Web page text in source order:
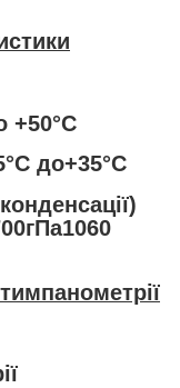
+50°C
до+35°C